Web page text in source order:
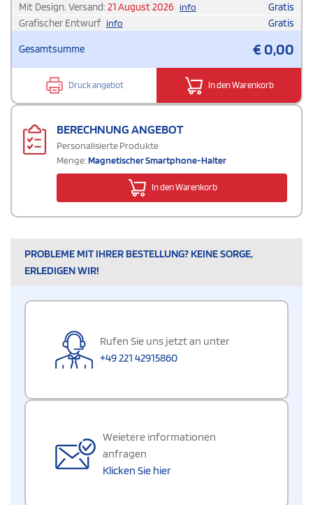
Mit Design. Versand: 21 August 2026 info
Gratis
Grafischer Entwurf info Gratis
Gesamtsumme €0,00
Druck angebot In den Warenkorb
BERECHNUNG ANGEBOT
Personalisierte Produkte
Menge:Magnetischer Smartphone-Halter
In den Warenkorb
PROBLEME MIT IHRER BESTELLUNG? KEINE SORGE,
ERLEDIGEN WIR!
Rufen Sie uns jetzt an unter
+49 221 42915860
Weietere informationen
anfragen
Klicken Sie hier